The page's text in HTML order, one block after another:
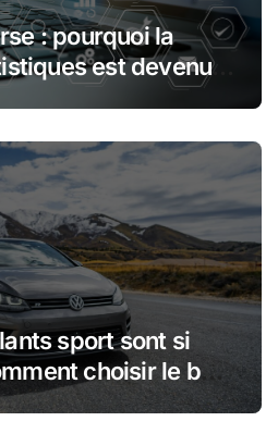
: pourquoi la
est devenue
automobile
sport sont si
choisir le bon